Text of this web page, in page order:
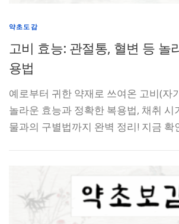
약초도감
고비 효능: 관절통, 혈변 등 놀
용법
예로부터 귀한 약재로 쓰여온 고비(자
놀라운 효능과 정확한 복용법, 채취 시
물과의 구별법까지 완벽 정리! 지금 확